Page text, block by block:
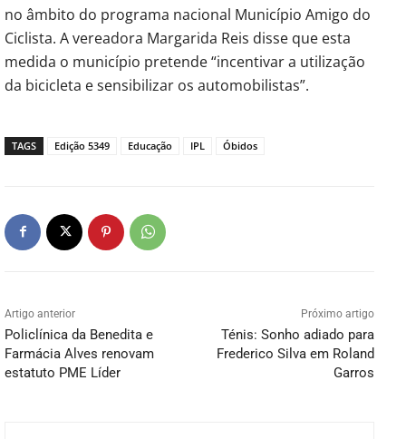
no âmbito do programa nacional Município Amigo do
Ciclista. A vereadora Margarida Reis disse que esta
medida o município pretende “incentivar a utilização
da bicicleta e sensibilizar os automobilistas”.
TAGS Edição 5349 Educação IPL Óbidos
Artigo anterior
Policlínica da Benedita e
Farmácia Alves renovam
estatuto PME Líder
Próximo artigo
Ténis: Sonho adiado para
Frederico Silva em Roland
Garros